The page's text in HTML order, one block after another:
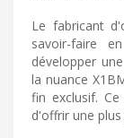
Le fabricant
savoir-faire
développer
la nuance
fin exclusif.
d'offrir une